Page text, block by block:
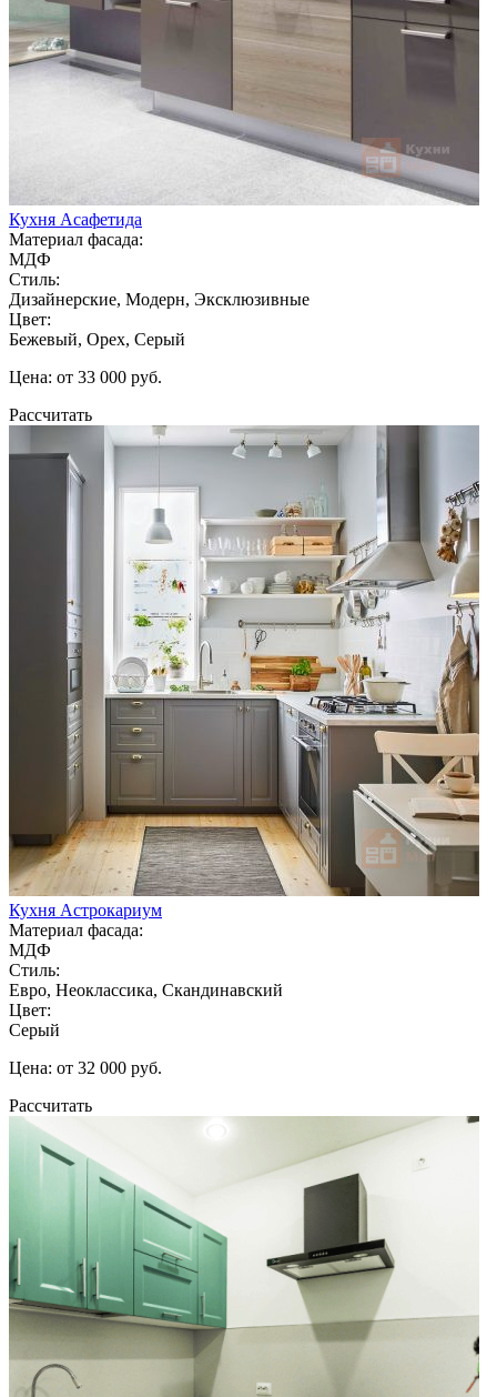
Кухня Асафетида
Материал фасада:
МДФ
Стиль:
Дизайнерские, Модерн, Эксклюзивные
Цвет:
Бежевый, Орех, Серый
Цена: от 33 000 руб.
Рассчитать
Кухня Астрокариум
Материал фасада:
МДФ
Стиль:
Евро, Неоклассика, Скандинавский
Цвет:
Серый
Цена: от 32 000 руб.
Рассчитать